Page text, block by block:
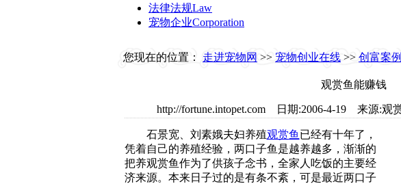
法律法规Law
宠物企业Corporation
您现在的位置： 走进宠物网 >> 宠物创业在线 >> 创富案例
观赏鱼能赚钱
http://fortune.intopet.com 日期:2006-4-19 来源:
石景宽、刘素娥夫妇养殖观赏鱼 已经有十年了，
凭着自己的养殖经验，两口子鱼是越养越多，渐渐的
把养观赏鱼作为了供孩子念书，全家人吃饭的主要经
济来源。本来日子过的是有条不紊，可是最近两口子